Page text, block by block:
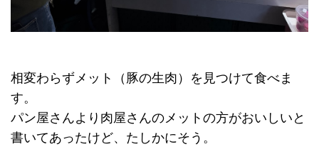
相変わらずメット（豚の生肉）を見つけて食べま
す。
パン屋さんより肉屋さんのメットの方がおいしいと
書いてあったけど、たしかにそう。